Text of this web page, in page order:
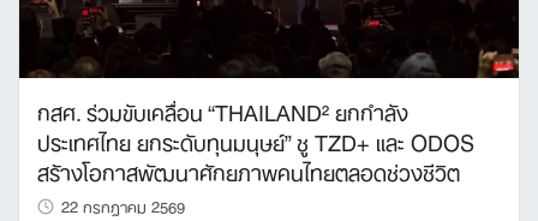
กสศ. ร่วมขับเคลื่อน “THAILAND² ยกกำลัง
ประเทศไทย ยกระดับทุนมนุษย์” ชู TZD+ และ ODOS
สร้างโอกาสพัฒนาศักยภาพคนไทยตลอดช่วงชีวิต
22 กรกฎาคม 2569